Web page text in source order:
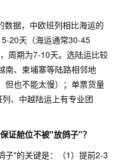
据，中欧班列相比海运的
20天（海运通常30-45
周期为7-10天。选陆运比较
南、柬埔寨等陆路相邻地
但也不能太慢）；单票货量
、中越陆运上有专业团
证舱位不被"放鸽子"？
子"的关键是：（1）提前2-3